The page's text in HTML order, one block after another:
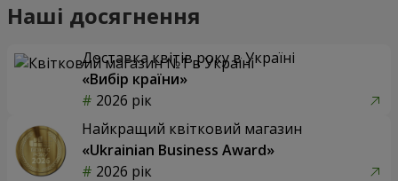
Наші досягнення
Доставка квітів року в Україні
«Вибір країни»
2026 рік
Найкращий квітковий магазин
«Ukrainian Business Award»
2026 рік